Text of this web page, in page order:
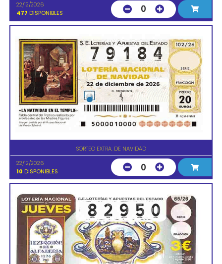
22/12/2026
477 DISPONIBLES 0
SORTEO EXTRA. DE NAVIDAD
22/12/2026
10 DISPONIBLES 0